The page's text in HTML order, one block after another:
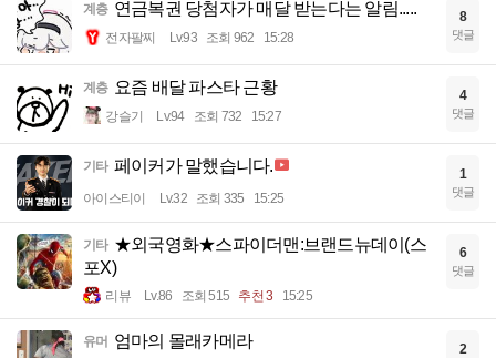
계층 연금복권 당첨자가 매달 받는다는 알림.....
전자팔찌 Lv.93 조회 962 15:28
8
댓글
계층 요즘 배달 파스타 근황
강슬기 Lv.94 조회 732 15:27
4
댓글
기타 페이커가 말했습니다.
아이스티이 Lv.32 조회 335 15:25
1
댓글
기타 ★외국영화★스파이더맨:브랜드뉴데이(스
포X)
리뷰 Lv.86 조회 515 추천 3 15:25
6
댓글
유머 엄마의 몰래카메라 2